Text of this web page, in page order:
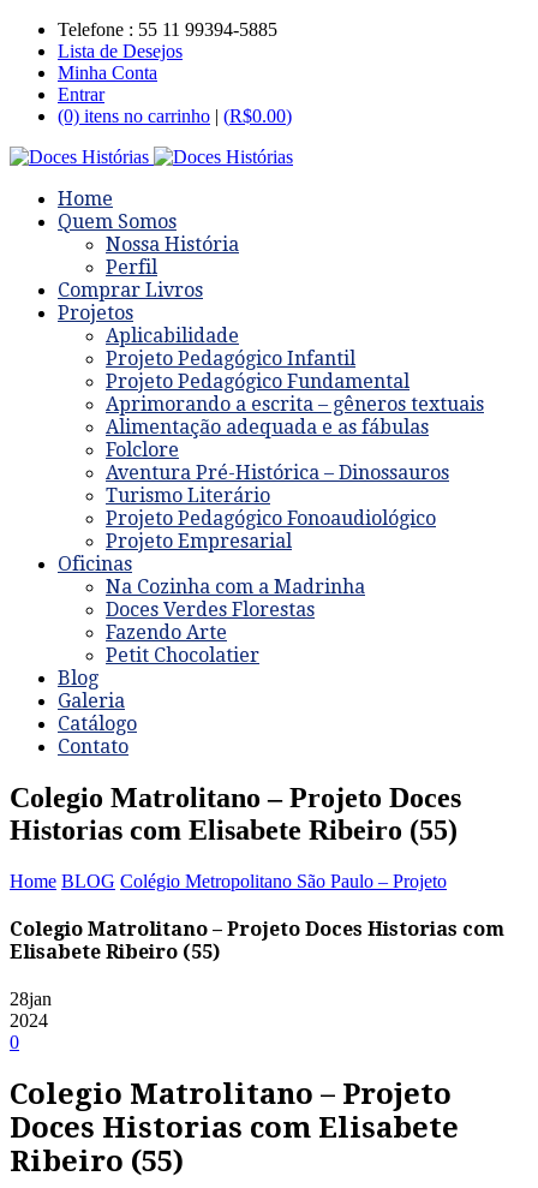
Telefone : 55 11 99394-5885
Lista de Desejos
Minha Conta
Entrar
(0) itens no carrinho | (R$0.00)
Home
Quem Somos
Nossa História
Perfil
Comprar Livros
Projetos
Aplicabilidade
Projeto Pedagógico Infantil
Projeto Pedagógico Fundamental
Aprimorando a escrita – gêneros textuais
Alimentação adequada e as fábulas
Folclore
Aventura Pré-Histórica – Dinossauros
Turismo Literário
Projeto Pedagógico Fonoaudiológico
Projeto Empresarial
Oficinas
Na Cozinha com a Madrinha
Doces Verdes Florestas
Fazendo Arte
Petit Chocolatier
Blog
Galeria
Catálogo
Contato
Colegio Matrolitano – Projeto Doces
Historias com Elisabete Ribeiro (55)
Home BLOG Colégio Metropolitano São Paulo – Projeto
Colegio Matrolitano – Projeto Doces Historias com
Elisabete Ribeiro (55)
28jan
2024
0
Colegio Matrolitano – Projeto
Doces Historias com Elisabete
Ribeiro (55)